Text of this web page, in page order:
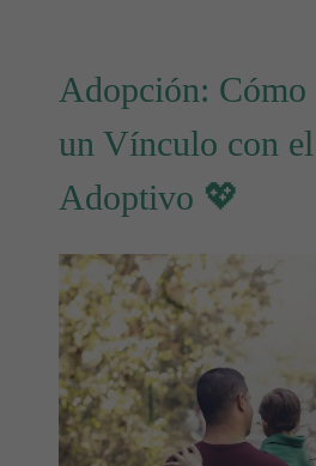
Adopción: Cómo
un Vínculo con
Adoptivo 💖